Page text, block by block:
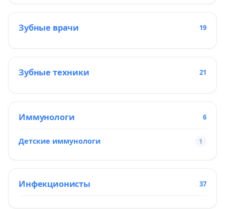
Зубные врачи 19
Зубные техники 21
Иммунологи 6
Детские иммунологи 1
Инфекционисты 37